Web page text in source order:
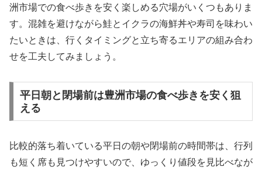
洲市場での食べ歩きを安く楽しめる穴場がいくつもありま
す。混雑を避けながら鮭とイクラの海鮮丼や寿司を味わい
たいときは、行くタイミングと立ち寄るエリアの組み合わ
せを工夫してみましょう。
平日朝と閉場前は豊洲市場の食べ歩きを安く狙
える
比較的落ち着いている平日の朝や閉場前の時間帯は、行列
も短く席も見つけやすいので、ゆっくり値段を見比べなが